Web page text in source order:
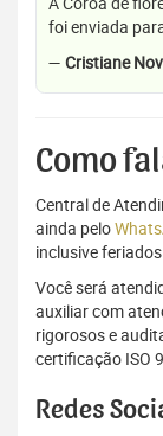
foi enviada
— Cristiane
Como
Central de
ainda pelo
inclusive
Você será
auxiliar com
rigorosos e
certificação ISO
Redes